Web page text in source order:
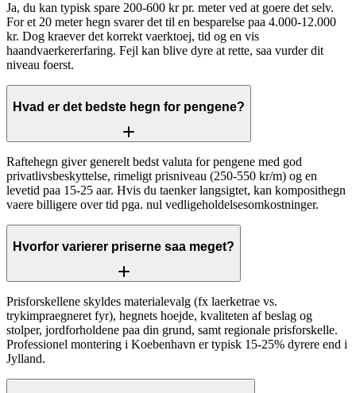
Ja, du kan typisk spare 200-600 kr pr. meter ved at goere det selv.
For et 20 meter hegn svarer det til en besparelse paa 4.000-12.000
kr. Dog kraever det korrekt vaerktoej, tid og en vis
haandvaerkererfaring. Fejl kan blive dyre at rette, saa vurder dit
niveau foerst.
Hvad er det bedste hegn for pengene?
Raftehegn giver generelt bedst valuta for pengene med god
privatlivsbeskyttelse, rimeligt prisniveau (250-550 kr/m) og en
levetid paa 15-25 aar. Hvis du taenker langsigtet, kan komposithegn
vaere billigere over tid pga. nul vedligeholdelsesomkostninger.
Hvorfor varierer priserne saa meget?
Prisforskellene skyldes materialevalg (fx laerketrae vs.
trykimpraegneret fyr), hegnets hoejde, kvaliteten af beslag og
stolper, jordforholdene paa din grund, samt regionale prisforskelle.
Professionel montering i Koebenhavn er typisk 15-25% dyrere end i
Jylland.